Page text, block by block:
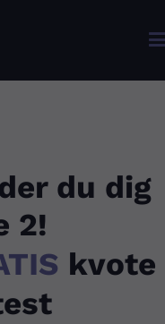

du dig
2!
kvote